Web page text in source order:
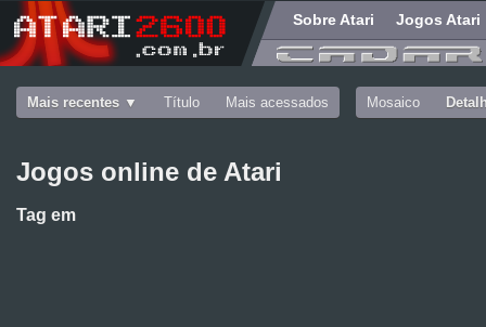
Sobre Atari Jogos Atari
Mais recentes Título Mais acessados Mosaico
Jogos online de Atari
Tag em